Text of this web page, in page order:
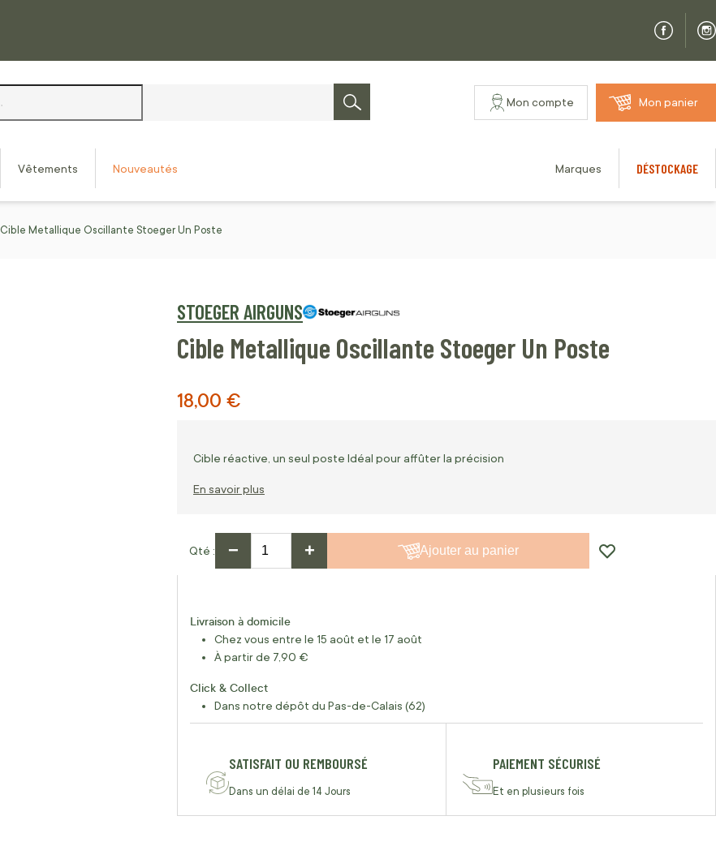
Rechercher
Mon compte Mon panier
Vêtements Nouveautés Marques DÉSTOCKAGE
Cible Metallique Oscillante Stoeger Un Poste
STOEGER AIRGUNS
Cible Metallique Oscillante Stoeger Un Poste
18,00 €
Cible réactive, un seul poste Idéal pour affûter la précision
En savoir plus
Qté − + Ajouter au panier
Livraison à domicile
Chez vous entre le 15 août et le 17 août
À partir de 7,90 €
Click & Collect
Dans notre dépôt du Pas-de-Calais (62)
SATISFAIT OU REMBOURSÉ
Dans un délai de 14 Jours
PAIEMENT SÉCURISÉ
Et en plusieurs fois